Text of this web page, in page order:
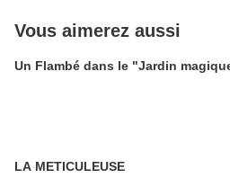
Vous aimerez aussi
Un Flambé dans le "Jardin
LA METICULEUSE